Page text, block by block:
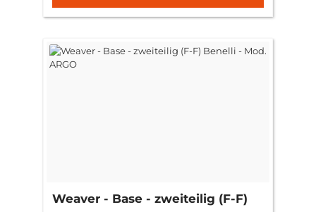
Weaver - Base - zweiteilig (F-F)